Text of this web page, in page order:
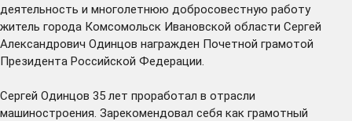
деятельность и многолетнюю добросовестную работу
житель города Комсомольск Ивановской области Сергей
Александрович Одинцов награжден Почетной грамотой
Президента Российской Федерации.
Сергей Одинцов 35 лет проработал в отрасли
машиностроения. Зарекомендовал себя как грамотный